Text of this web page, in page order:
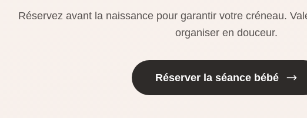
Réservez avant la naissance pour garantir votre créneau.
organiser en douceur.
Réserver la séance bébé